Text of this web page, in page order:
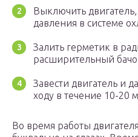
Выключить
давления в системе
Залить герметик в
расширительный
Завести двигатель и
ходу в течение 10-20
Во время работы двигателя